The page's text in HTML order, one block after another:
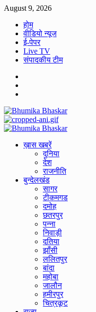
Skip
content
August 9, 2026
होम
वीडियो न्यूज
ई-पेपर
Live TV
संपादकीय टीम
Primary
ख़ास खबरें
दुनिया
देश
राजनीति
बुन्देलखंड
सागर
टीकमगड
दमोह
छतरपुर
पन्ना
निवाड़ी
दतिया
झाँसी
ललितपुर
बांदा
महोबा
जालौन
हमीरपुर
चित्रकूट